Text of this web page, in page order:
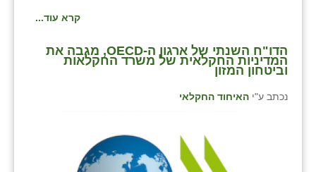
קרא עוד...
הדו"ח השנתי של ארגון ה-OECD, מגבה את
המדיניות החקלאית של משרד החקלאות
וביטחון המזון
נכתב ע"י האיחוד החקלאי